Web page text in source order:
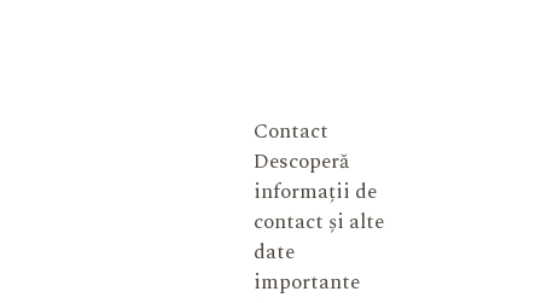
Contact
Descoperă
informații de
contact și alte
date
importante